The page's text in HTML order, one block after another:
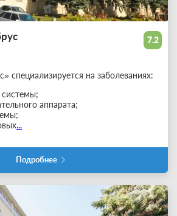
7.2
специализируется на заболеваниях:
аппарата;
...
Подробнее